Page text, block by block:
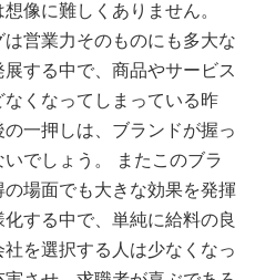
像に難しくありません。
営業力そのものにも多大な
する中で、商品やサービス
くなってしまっている昨
一押しは、ブランドが握っ
でしょう。 またこのブラ
場面でも大きな効果を発揮
する中で、単純に給料の良
を選択する人は少なくなっ